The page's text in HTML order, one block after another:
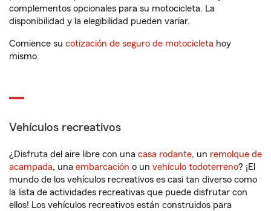
complementos opcionales para su motocicleta. La
disponibilidad y la elegibilidad pueden variar.
Comience su cotización de seguro de motocicleta hoy
mismo.
Vehículos recreativos
¿Disfruta del aire libre con una casa rodante, un remolque de
acampada, una embarcación o un vehículo todoterreno? ¡El
mundo de los vehículos recreativos es casi tan diverso como
la lista de actividades recreativas que puede disfrutar con
ellos! Los vehículos recreativos están construidos para